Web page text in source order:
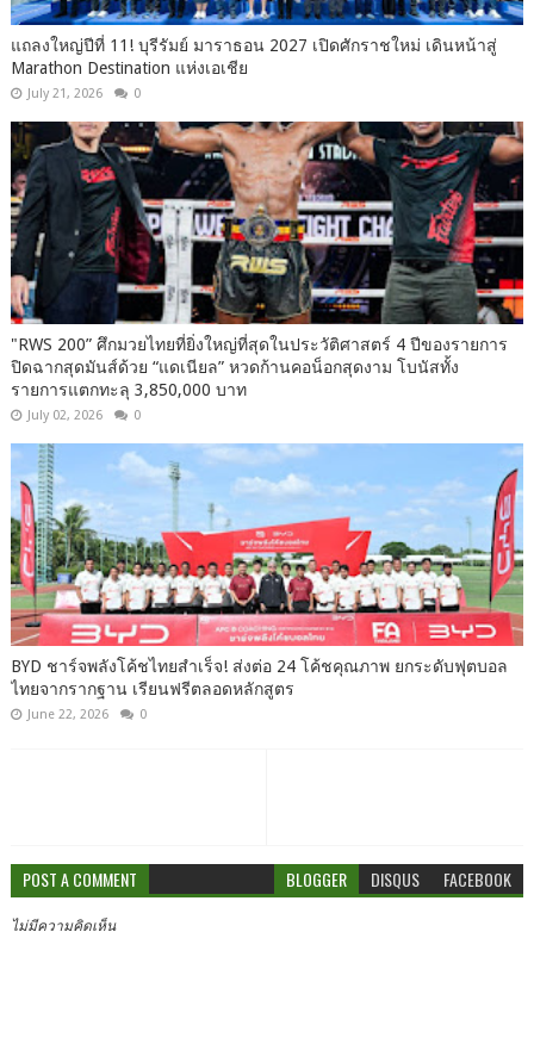
แถลงใหญ่ปีที่ 11! บุรีรัมย์ มาราธอน 2027 เปิดศักราชใหม่ เดินหน้าสู่
Marathon Destination แห่งเอเชีย
July 21, 2026 0
"RWS 200” ศึกมวยไทยที่ยิ่งใหญ่ที่สุดในประวัติศาสตร์ 4 ปีของรายการ
ปิดฉากสุดมันส์ด้วย “แดเนียล” หวดก้านคอน็อกสุดงาม โบนัสทั้ง
รายการแตกทะลุ 3,850,000 บาท
July 02, 2026 0
BYD ชาร์จพลังโค้ชไทยสำเร็จ! ส่งต่อ 24 โค้ชคุณภาพ ยกระดับฟุตบอล
ไทยจากรากฐาน เรียนฟรีตลอดหลักสูตร
June 22, 2026 0
POST A COMMENT BLOGGER DISQUS FACEBOOK
ไม่มีความคิดเห็น